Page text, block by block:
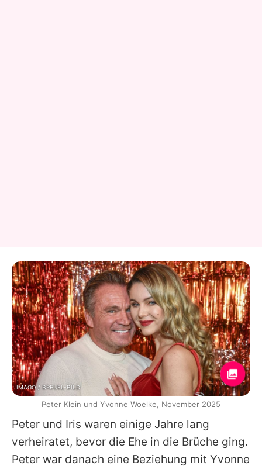
Peter und Iris waren einige Jahre lang
verheiratet, bevor die Ehe in die Brüche ging.
Peter war danach eine Beziehung mit Yvonne
IMAGO / BREUEL-BILD
Peter Klein und Yvonne Woelke, November 2025